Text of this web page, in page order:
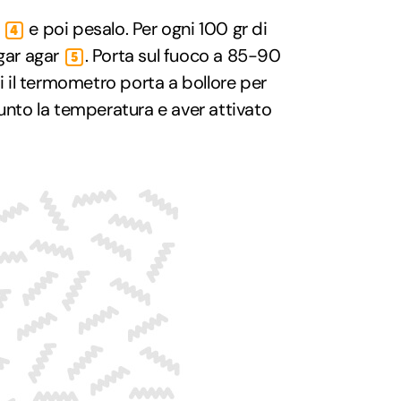
4
e poi pesalo. Per ogni 100 gr di
agar
5 . Porta sul fuoco a 85-90
il termometro porta a bollore per
la temperatura e aver attivato